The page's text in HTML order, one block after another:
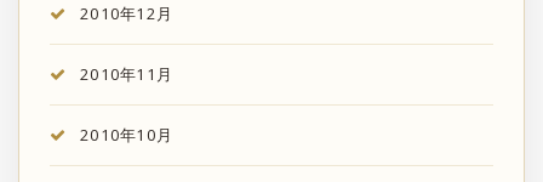
2010年12月
2010年11月
2010年10月